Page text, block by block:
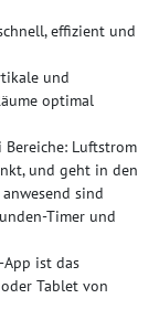
effizient und
und
optimal
Luftstrom
und geht in den
sind
Timer und
ist das
Tablet von